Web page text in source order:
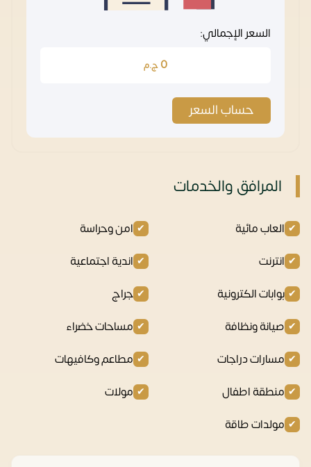
السعر الإجمالي:
0 ج.م
حساب السعر
المرافق والخدمات
العاب مائية
امن وحراسة
انترنت
اندية اجتماعية
بوابات الكترونية
جراج
صيانة ونظافة
مساحات خضراء
مسارات دراجات
مطاعم وكافيهات
منطقة اطفال
مولات
مولدات طاقة